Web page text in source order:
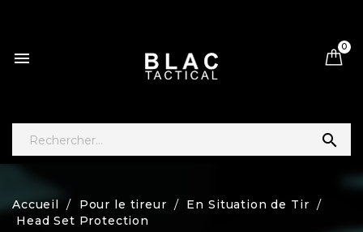

0

Accueil Pour le tireur
En Situation de Tir
Head Set Protection